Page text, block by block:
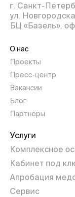
г. Санкт-
ул.
БЦ «Базель»,
О нас
Проекты
Пресс-центр
Вакансии
Блог
Партнеры
Услуги
Комплексное
Кабинет под
Апробация
Сервис